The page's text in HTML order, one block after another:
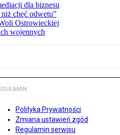
dla biznesu
chęć odwetu”
Ostrowieckiej
wojennych
Polityka Prywatności
Zmiana ustawień zgód
Regulamin serwisu